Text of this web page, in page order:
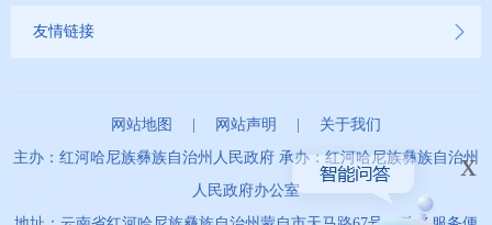
友情链接
网站地图 网站声明
关于我们
主办：红河哈尼族彝族自治州人民政府 承办：红河哈尼族彝族自治州
人民政府办公室
x